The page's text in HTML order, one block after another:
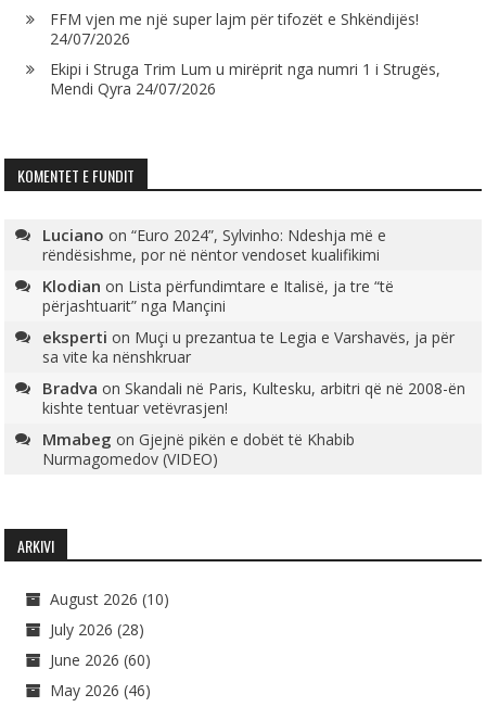
FFM vjen me një super lajm për tifozët e Shkëndijës!
24/07/2026
Ekipi i Struga Trim Lum u mirëprit nga numri 1 i Strugës,
Mendi Qyra 24/07/2026
KOMENTET E FUNDIT
Luciano on“Euro 2024”, Sylvinho: Ndeshja më e
rëndësishme, por në nëntor vendoset kualifikimi
Klodian on Lista përfundimtare e Italisë, ja tre “të
përjashtuarit” nga Mançini
eksperti on Muçi u prezantua te Legia e Varshavës, ja për
sa vite ka nënshkruar
Bradva onSkandali në Paris, Kultesku, arbitri që në 2008-ën
kishte tentuar vetëvrasjen!
Mmabeg onGjejnë pikën e dobët të Khabib
Nurmagomedov (VIDEO)
ARKIVI
August 2026 (10)
July 2026 (28)
June 2026 (60)
May 2026 (46)